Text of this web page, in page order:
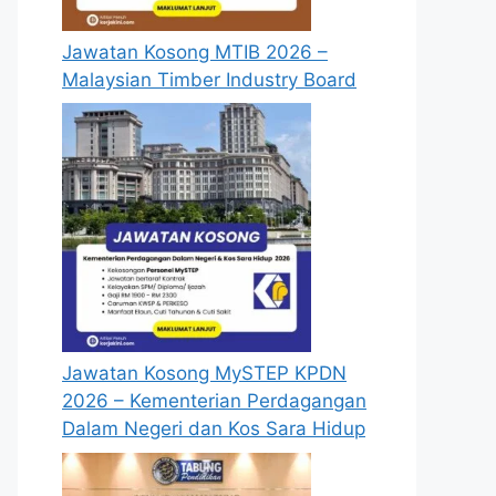
Jawatan Kosong MTIB 2026 –
Malaysian Timber Industry Board
Jawatan Kosong MySTEP KPDN
2026 – Kementerian Perdagangan
Dalam Negeri dan Kos Sara Hidup